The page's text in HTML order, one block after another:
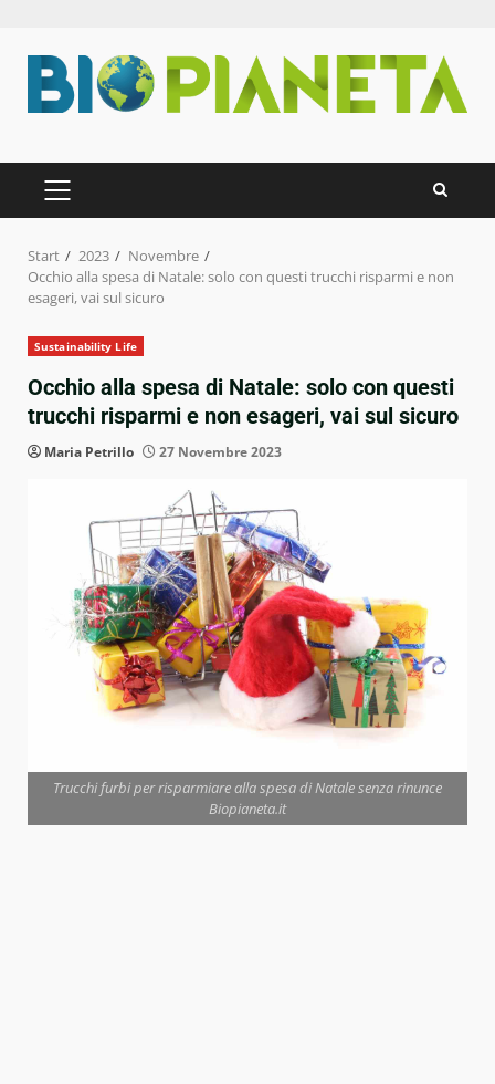
Inhalt
springen
PRIMÄRES
MENÜ
Start 2023
Novembre
Occhio alla spesa di Natale: solo con questi trucchi risparmi e non
esageri, vai sul sicuro
Sustainability Life
Occhio alla spesa di Natale: solo con questi
trucchi risparmi e non esageri, vai sul sicuro
Maria Petrillo 27 Novembre 2023
Trucchi furbi per risparmiare alla spesa di Natale senza rinunce
Biopianeta.it